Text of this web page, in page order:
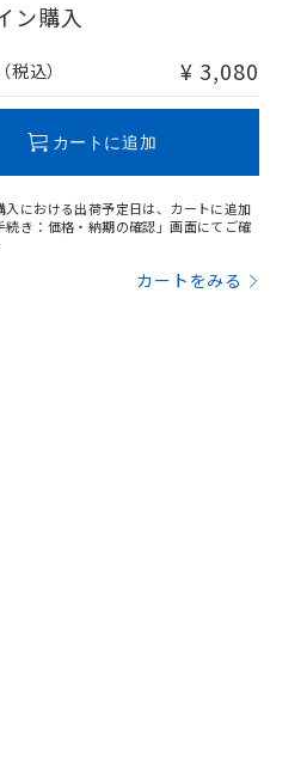
ン購入
税込） ¥ 3,080
カートに追加
入における出荷予定日は、カートに追加
続き：価格・納期の確認」画面にてご確
カートをみる